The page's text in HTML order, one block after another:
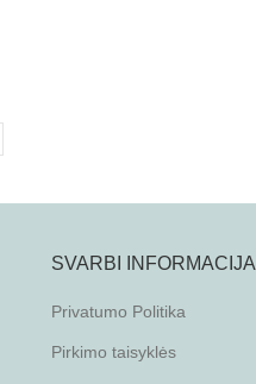
SVARBI INFORMACIJA
Privatumo Politika
Pirkimo taisyklės